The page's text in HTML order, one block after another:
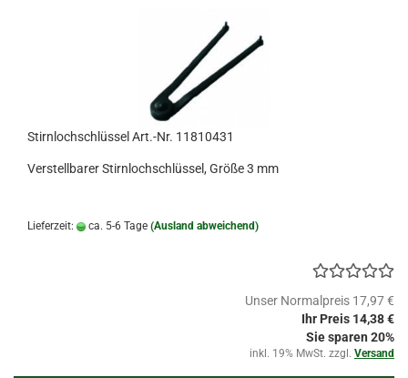
Stirnlochschlüssel Art.-Nr. 11810431
Verstellbarer Stirnlochschlüssel, Größe 3 mm
Lieferzeit: ca. 5-6 Tage (Ausland abweichend)
Unser Normalpreis 17,97 €
Ihr Preis 14,38 €
Sie sparen 20%
inkl. 19% MwSt. zzgl. Versand